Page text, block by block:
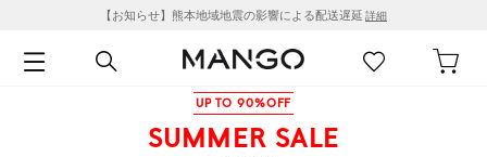
【お知らせ】熊本地域地震の影響による配送遅延 詳細
UP TO 90%OFF
SUMMER SALE